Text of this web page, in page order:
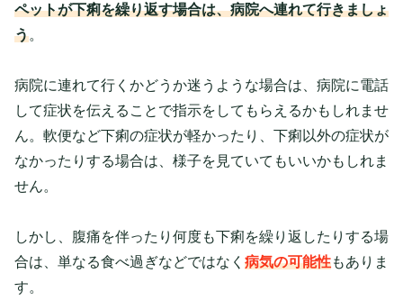
ペットが下痢を繰り返す場合は、病院へ連れて行きましょ
う。
病院に連れて行くかどうか迷うような場合は、病院に電話
して症状を伝えることで指示をしてもらえるかもしれませ
ん。軟便など下痢の症状が軽かったり、下痢以外の症状が
なかったりする場合は、様子を見ていてもいいかもしれま
せん。
しかし、腹痛を伴ったり何度も下痢を繰り返したりする場
合は、単なる食べ過ぎなどではなく 病気の可能性もありま
す。